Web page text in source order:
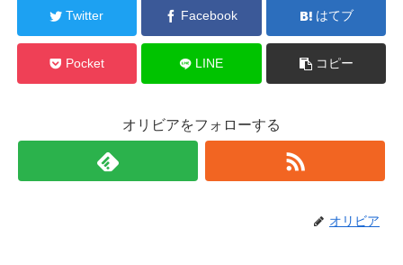
Twitter Facebook はてブ
Pocket LINE コピー
オリビアをフォローする
オリビア